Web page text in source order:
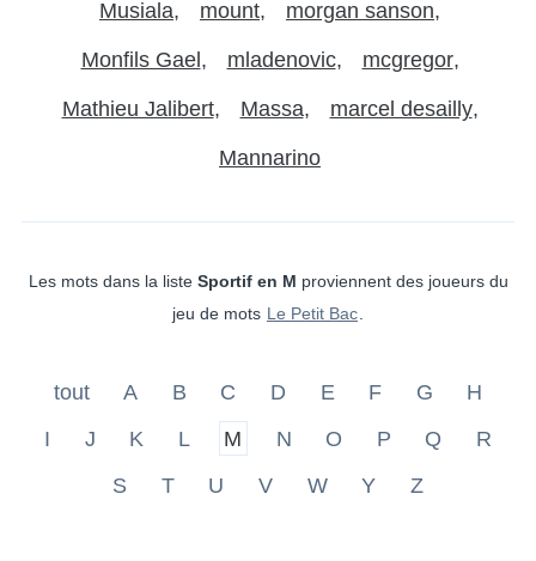
Musiala mount morgan sanson
Monfils Gael mladenovic mcgregor
Mathieu Jalibert Massa marcel desailly
Mannarino
Les mots dans la liste Sportif en M proviennent des joueurs du
jeu de mots Le Petit Bac
tout A B C D E F G
H
I
J K L M N O P Q
R
S
T U V W Y Z